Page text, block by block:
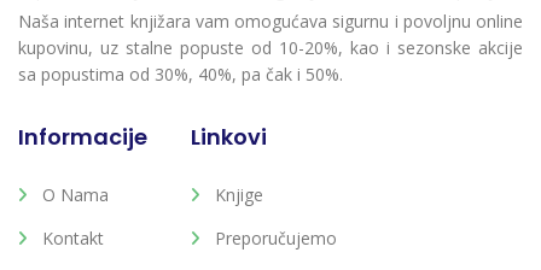
Naša internet knjižara vam omogućava sigurnu i povoljnu online
kupovinu, uz stalne popuste od 10-20%, kao i sezonske akcije
sa popustima od 30%, 40%, pa čak i 50%.
Informacije
O Nama
Kontakt
Linkovi
Knjige
Preporučujemo